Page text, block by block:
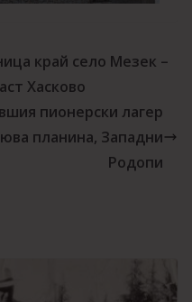
край село Мезек –
Хасково
пионерски лагер
планина, Западни
Родопи